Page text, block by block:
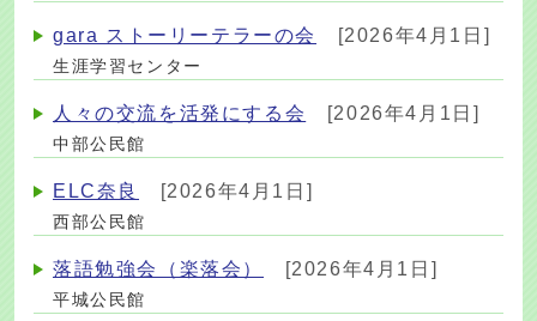
gara ストーリーテラーの会 [2026年4月1日]
生涯学習センター
人々の交流を活発にする会 [2026年4月1日]
中部公民館
ELC奈良 [2026年4月1日]
西部公民館
落語勉強会（楽落会） [2026年4月1日]
平城公民館